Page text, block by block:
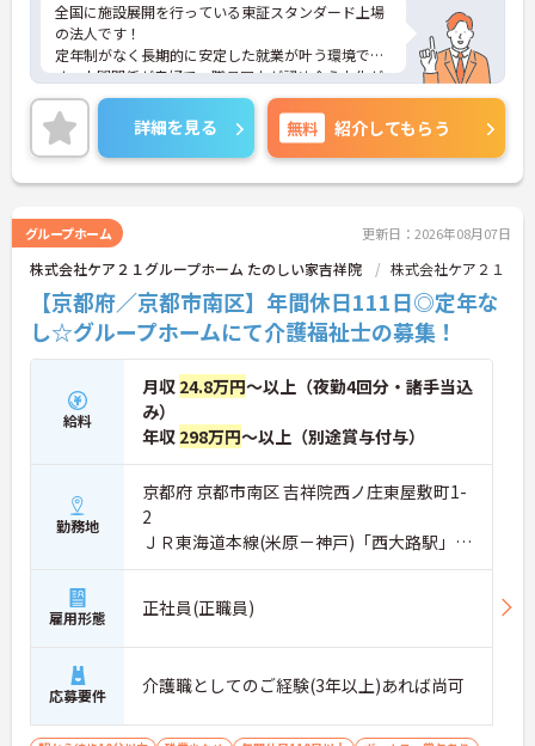
全国に施設展開を行っている東証スタンダード上場
の法人です！
定年制がなく長期的に安定した就業が叶う環境で
す。人間関係が良好で、職員同士が認め合う文化が
根付いています。
ご興味のある方には、面接対策ポイントなど、さら
に詳細をご案内しますのでお気軽にご相談くださ
い！
詳細を見る 無料 紹介してもらう
グループホーム 更新日：2026年08月07日
株式会社ケア２１グループホーム たのしい家吉祥院 株式会社ケア２１
【京都府／京都市南区】年間休日111日◎定年な
し☆グループホームにて介護福祉士の募集！
給料
月収 24.8万円～以上（夜勤4回分・諸手当込
み）
年収 298万円～以上（別途賞与付与）
勤務地
京都府 京都市南区 吉祥院西ノ庄東屋敷町1-
2
ＪＲ東海道本線(米原－神戸)「西大路駅」徒
歩10分
雇用形態 正社員(正職員)
応募要件 介護職としてのご経験(3年以上)あれば尚可